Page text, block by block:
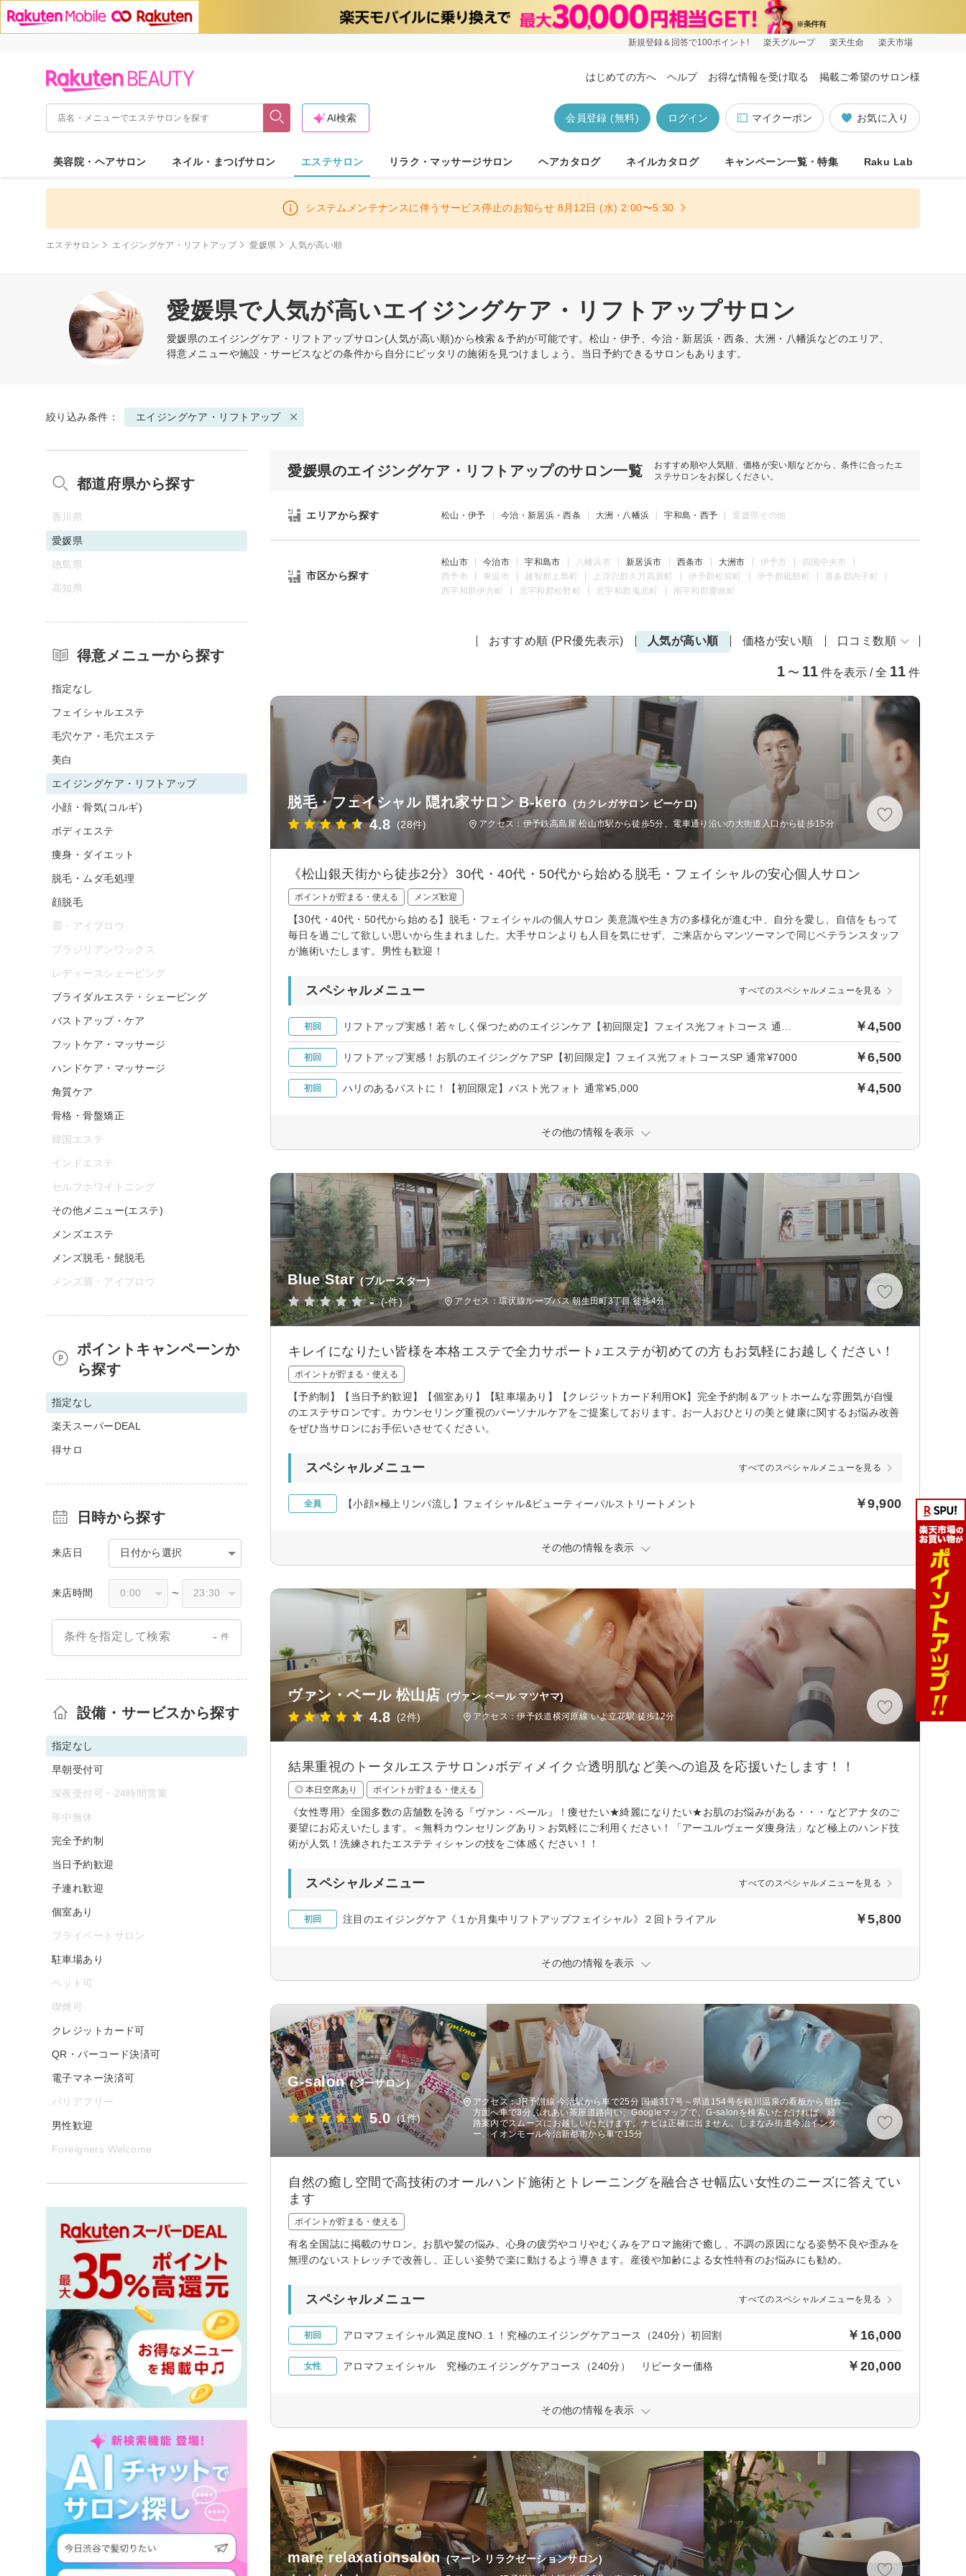
新規登録＆回答で100ポイント! 楽天グループ 楽天生命 楽天市場
はじめての方へ ヘルプ お得な情報を受け取る 掲載ご希望のサロン様
お気に入り
マイクーポン
ログイン
会員登録 (無料)
AI検索
美容院・ヘアサロン ネイル・まつげサロン エステサロン リラク・マッサージサロン ヘアカタログ ネイルカタログ キャンペーン一覧・特集 Raku Lab
システムメンテナンスに伴うサービス停止のお知らせ 8月12日 (水) 2:00〜5:30
エステサロン エイジングケア・リフトアップ 愛媛県 人気が高い順
愛媛県で人気が高いエイジングケア・リフトアップサロン
愛媛県のエイジングケア・リフトアップサロン(人気が高い順)から検索＆予約が可能です。松山・伊予、今治・新居浜・西条、大洲・八幡浜などのエリア、
得意メニューや施設・サービスなどの条件から自分にピッタリの施術を見つけましょう。当日予約できるサロンもあります。
絞り込み条件： エイジングケア・リフトアップ
愛媛県のエイジングケア・リフトアップのサロン一覧
おすすめ順や人気順、価格が安い順などから、条件に合ったエ
ステサロンをお探しください。
エリアから探す 松山・伊予 今治・新居浜・西条 大洲・八幡浜 宇和島・西予 愛媛県その他
市区から探す
松山市 今治市 宇和島市 八幡浜市 新居浜市 西条市 大洲市 伊予市
四国中央市
西予市
東温市 越智郡上島町 上浮穴郡久万高原町 伊予郡松前町 伊予郡砥部町
喜多郡内子町
西宇和郡伊方町
北宇和郡松野町 北宇和郡鬼北町 南宇和郡愛南町
おすすめ順 (PR優先表示) 人気が高い順 価格が安い順 口コミ数順
1 〜 11 件を表示 / 全 11 件
脱毛・フェイシャル 隠れ家サロン B-kero (カクレガサロン ビーケロ)
4.8 (28件) アクセス：伊予鉄高島屋 松山市駅から徒歩5分、電車通り沿いの大街道入口から徒歩15分
《松山銀天街から徒歩2分》30代・40代・50代から始める脱毛・フェイシャルの安心個人サロン
ポイントが貯まる・使える メンズ歓迎
【30代・40代・50代から始める】脱毛・フェイシャルの個人サロン 美意識や生き方の多様化が進む中、自分を愛し、自信をもって
毎日を過ごして欲しい思いから生まれました。大手サロンよりも人目を気にせず、ご来店からマンツーマンで同じベテランスタッフ
が施術いたします。男性も歓迎！
スペシャルメニュー すべてのスペシャルメニューを見る
初回 ￥4,500
初回 リフトアップ実感！お肌のエイジングケアSP【初回限定】フェイス光フォトコースSP 通常¥7000 ￥6,500
初回 ハリのあるバストに！【初回限定】バスト光フォト 通常¥5,000 ￥4,500
その他の情報を表示
Blue Star (ブルースター)
- (-件) アクセス：環状線ループバス 朝生田町3丁目 徒歩4分
キレイになりたい皆様を本格エステで全力サポート♪エステが初めての方もお気軽にお越しください！
ポイントが貯まる・使える
【予約制】【当日予約歓迎】【個室あり】【駐車場あり】【クレジットカード利用OK】完全予約制＆アットホームな雰囲気が自慢
のエステサロンです。カウンセリング重視のパーソナルケアをご提案しております。お一人おひとりの美と健康に関するお悩み改善
をぜひ当サロンにお手伝いさせてください。
スペシャルメニュー すべてのスペシャルメニューを見る
全員 【小顔×極上リンパ流し】フェイシャル&ビューティーパルストリートメント ￥9,900
その他の情報を表示
ヴァン・ベール 松山店 (ヴァン ベール マツヤマ)
4.8 (2件) アクセス：伊予鉄道横河原線 いよ立花駅 徒歩12分
結果重視のトータルエステサロン♪ボディメイク☆透明肌など美への追及を応援いたします！！
◎ 本日空席あり ポイントが貯まる・使える
《女性専用》全国多数の店舗数を誇る『ヴァン・ベール』！痩せたい★綺麗になりたい★お肌のお悩みがある・・・などアナタのご
要望にお応えいたします。＜無料カウンセリングあり＞お気軽にご利用ください！「アーユルヴェーダ痩身法」など極上のハンド技
術が人気！洗練されたエステティシャンの技をご体感ください！！
スペシャルメニュー すべてのスペシャルメニューを見る
初回 注目のエイジングケア《１か月集中リフトアップフェイシャル》２回トライアル ￥5,800
その他の情報を表示
G-salon (ジーサロン)
5.0 (1件)
アクセス：JR予讃線 今治駅から車で25分 国道317号～県道154号を鈍川温泉の看板から朝倉
方面へ車で3分 ふれあい茶屋道路向い、Googleマップで、G-salonを検索いただければ、経
路案内でスムーズにお越しいただけます。ナビは正確に出ません。しまなみ街道今治インタ
ー、イオンモール今治新都市から車で15分
自然の癒し空間で高技術のオールハンド施術とトレーニングを融合させ幅広い女性のニーズに答えてい
ます
ポイントが貯まる・使える
有名全国誌に掲載のサロン。お肌や髪の悩み、心身の疲労やコリやむくみをアロマ施術で癒し、不調の原因になる姿勢不良や歪みを
無理のないストレッチで改善し、正しい姿勢で楽に動けるよう導きます。産後や加齢による女性特有のお悩みにも勧め。
スペシャルメニュー すべてのスペシャルメニューを見る
初回 アロマフェイシャル満足度NO.１！究極のエイジングケアコース（240分）初回割 ￥16,000
女性 アロマフェイシャル 究極のエイジングケアコース（240分） リピーター価格 ￥20,000
その他の情報を表示
mare relaxationsalon (マーレ リラクゼーションサロン)
都道府県から探す
香川県
愛媛県
徳島県
高知県
得意メニューから探す
指定なし
フェイシャルエステ
毛穴ケア・毛穴エステ
美白
エイジングケア・リフトアップ
小顔・骨気(コルギ)
ボディエステ
痩身・ダイエット
脱毛・ムダ毛処理
顔脱毛
眉・アイブロウ
ブラジリアンワックス
レディースシェービング
ブライダルエステ・シェービング
バストアップ・ケア
フットケア・マッサージ
ハンドケア・マッサージ
角質ケア
骨格・骨盤矯正
韓国エステ
インドエステ
セルフホワイトニング
その他メニュー(エステ)
メンズエステ
メンズ脱毛・髭脱毛
メンズ眉・アイブロウ
ポイントキャンペーンか
ら探す
指定なし
楽天スーパーDEAL
得サロ
日時から探す
来店日 日付から選択
来店時間 〜
条件を指定して検索 - 件
設備・サービスから探す
指定なし
早朝受付可
深夜受付可・24時間営業
年中無休
完全予約制
当日予約歓迎
子連れ歓迎
個室あり
プライベートサロン
駐車場あり
ペット可
喫煙可
クレジットカード可
QR・バーコード決済可
電子マネー決済可
バリアフリー
男性歓迎
Foreigners Welcome